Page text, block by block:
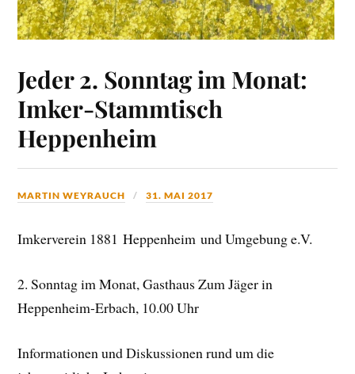
Jeder 2. Sonntag im Monat:
Imker-Stammtisch
Heppenheim
MARTIN WEYRAUCH 31. MAI 2017
Imkerverein 1881 Heppenheim und Umgebung e.V.
2. Sonntag im Monat, Gasthaus Zum Jäger in
Heppenheim-Erbach, 10.00 Uhr
Informationen und Diskussionen rund um die